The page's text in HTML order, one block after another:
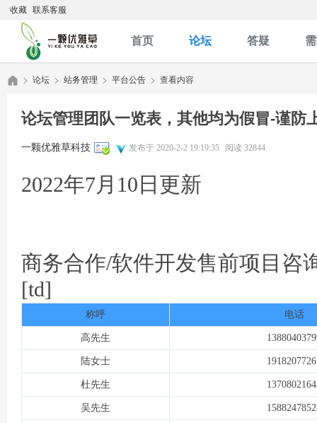
收藏 联系客服
首页 论坛 答疑
论坛
›
站务管理
›
平台公告 查看内容
论坛管理团队一览表，其他均为假冒-谨防
一颗优雅草科技 发布于 2020-2-2 19:19:35 阅读 32844
2022年7月10日更新
商务合作/软件开发售前项目咨
[td]
称呼 电话
高先生
陆女士
杜先生
吴先生